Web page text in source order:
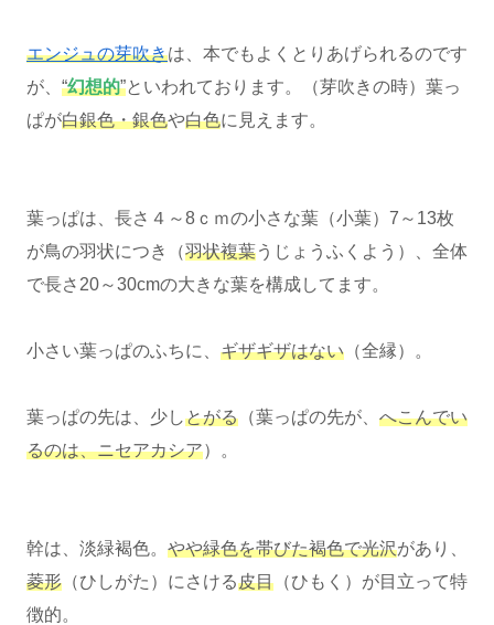
エンジュの芽吹きは、本でもよくとりあげられるのです
が、 “幻想的”といわれております。（芽吹きの時）葉っ
ぱが白銀色・銀色や白色に見えます。
葉っぱは、長さ４～8ｃｍの小さな葉（小葉）7～13枚
が鳥の羽状につき（羽状複葉うじょうふくよう）、全体
で長さ20～30cmの大きな葉を構成してます。
小さい葉っぱのふちに、 ギザギザはない （全縁）。
葉っぱの先は、少しとがる （葉っぱの先が、 へこんでい
るのは、ニセアカシア）。
幹は、淡緑褐色。 やや緑色を帯びた褐色で光沢があり、
菱形 （ひしがた）にさける皮目 （ひもく）が目立って特
徴的。